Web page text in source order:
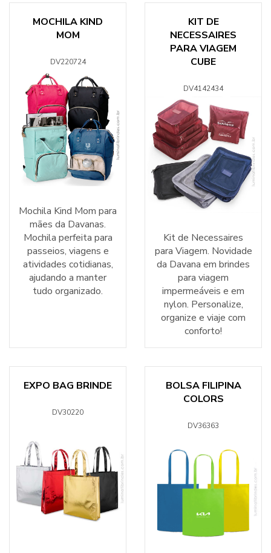
MOCHILA KIND
MOM
DV220724
Mochila Kind Mom para
mães da Davanas.
Mochila perfeita para
passeios, viagens e
atividades cotidianas,
ajudando a manter
tudo organizado.
KIT DE
NECESSAIRES
PARA VIAGEM
CUBE
DV4142434
Kit de Necessaires
para Viagem. Novidade
da Davana em brindes
para viagem
impermeáveis e em
nylon. Personalize,
organize e viaje com
conforto!
EXPO BAG BRINDE
DV30220
BOLSA FILIPINA
COLORS
DV36363